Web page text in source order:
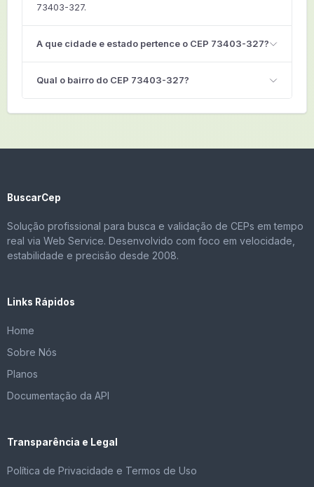
73403-327.
A que cidade e estado pertence o CEP 73403-327?
Qual o bairro do CEP 73403-327?
BuscarCep
Solução profissional para busca e validação de CEPs em tempo
real via Web Service. Desenvolvido com foco em velocidade,
estabilidade e precisão desde 2008.
Links Rápidos
Home
Sobre Nós
Planos
Documentação da API
Transparência e Legal
Política de Privacidade e Termos de Uso